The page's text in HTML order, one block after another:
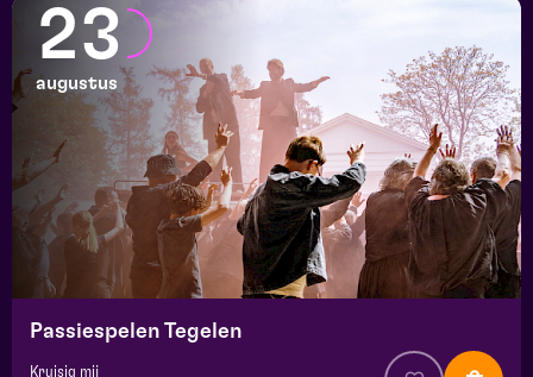
23
augustus
Passiespelen Tegelen
Kruisig mij